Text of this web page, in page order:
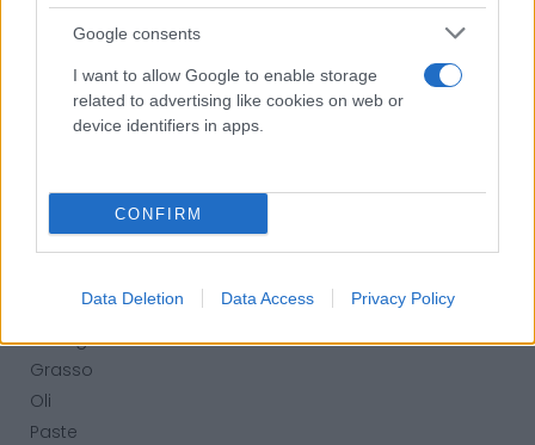
Google consents
I want to allow Google to enable storage
related to advertising like cookies on web or
device identifiers in apps.
CONFIRM
Data Deletion Data Access Privacy Policy
Antinfortunistica
Calzature
Abbigliamento
Guanti
Abbigliamento alta visibilità
Bombolette spray
Detergente mani
Grasso
Oli
Paste